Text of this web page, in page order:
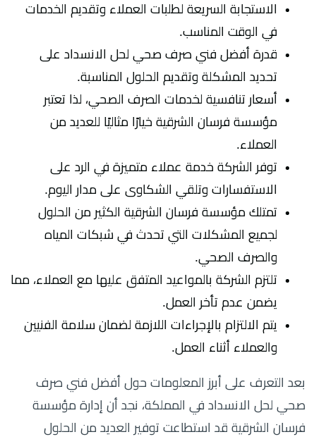
الاستجابة السريعة لطلبات العملاء وتقديم الخدمات
في الوقت المناسب.
قدرة أفضل فني صرف صحي لحل الانسداد على
تحديد المشكلة وتقديم الحلول المناسبة.
أسعار تنافسية لخدمات الصرف الصحي، لذا تعتبر
مؤسسة فرسان الشرقية خيارًا مثاليًا للعديد من
العملاء.
توفر الشركة خدمة عملاء متميزة في الرد على
الاستفسارات وتلقي الشكاوى على مدار اليوم.
تمتلك مؤسسة فرسان الشرقية الكثير من الحلول
لجميع المشكلات التي تحدث في شبكات المياه
والصرف الصحي.
تلتزم الشركة بالمواعيد المتفق عليها مع العملاء، مما
يضمن عدم تأخر العمل.
يتم الالتزام بالإجراءات اللازمة لضمان سلامة الفنيين
والعملاء أثناء العمل.
بعد التعرف على أبرز المعلومات حول أفضل فني صرف
صحي لحل الانسداد في المملكة، نجد أن إدارة مؤسسة
فرسان الشرقية قد استطاعت توفير العديد من الحلول